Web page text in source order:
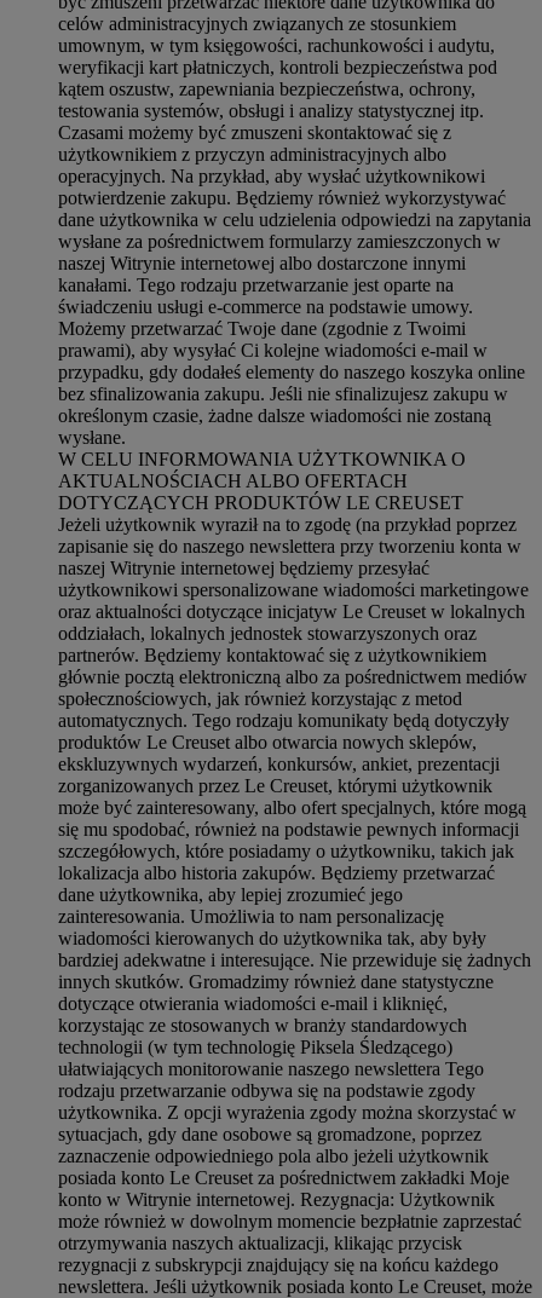
celów administracyjnych związanych ze stosunkiem
umownym, w tym księgowości, rachunkowości i audytu,
weryfikacji kart płatniczych, kontroli bezpieczeństwa pod
kątem oszustw, zapewniania bezpieczeństwa, ochrony,
testowania systemów, obsługi i analizy statystycznej itp.
Czasami możemy być zmuszeni skontaktować się z
użytkownikiem z przyczyn administracyjnych albo
operacyjnych. Na przykład, aby wysłać użytkownikowi
potwierdzenie zakupu. Będziemy również wykorzystywać
dane użytkownika w celu udzielenia odpowiedzi na zapytania
wysłane za pośrednictwem formularzy zamieszczonych w
naszej Witrynie internetowej albo dostarczone innymi
kanałami. Tego rodzaju przetwarzanie jest oparte na
świadczeniu usługi e-commerce na podstawie umowy.
Możemy przetwarzać Twoje dane (zgodnie z Twoimi
prawami), aby wysyłać Ci kolejne wiadomości e-mail w
przypadku, gdy dodałeś elementy do naszego koszyka online
bez sfinalizowania zakupu. Jeśli nie sfinalizujesz zakupu w
określonym czasie, żadne dalsze wiadomości nie zostaną
wysłane.
W CELU INFORMOWANIA UŻYTKOWNIKA O
AKTUALNOŚCIACH ALBO OFERTACH
DOTYCZĄCYCH PRODUKTÓW LE CREUSET
Jeżeli użytkownik wyraził na to zgodę (na przykład poprzez
zapisanie się do naszego newslettera przy tworzeniu konta w
naszej Witrynie internetowej będziemy przesyłać
użytkownikowi spersonalizowane wiadomości marketingowe
oraz aktualności dotyczące inicjatyw Le Creuset w lokalnych
oddziałach, lokalnych jednostek stowarzyszonych oraz
partnerów. Będziemy kontaktować się z użytkownikiem
głównie pocztą elektroniczną albo za pośrednictwem mediów
społecznościowych, jak również korzystając z metod
automatycznych. Tego rodzaju komunikaty będą dotyczyły
produktów Le Creuset albo otwarcia nowych sklepów,
ekskluzywnych wydarzeń, konkursów, ankiet, prezentacji
zorganizowanych przez Le Creuset, którymi użytkownik
może być zainteresowany, albo ofert specjalnych, które mogą
się mu spodobać, również na podstawie pewnych informacji
szczegółowych, które posiadamy o użytkowniku, takich jak
lokalizacja albo historia zakupów. Będziemy przetwarzać
dane użytkownika, aby lepiej zrozumieć jego
zainteresowania. Umożliwia to nam personalizację
wiadomości kierowanych do użytkownika tak, aby były
bardziej adekwatne i interesujące. Nie przewiduje się żadnych
innych skutków. Gromadzimy również dane statystyczne
dotyczące otwierania wiadomości e-mail i kliknięć,
korzystając ze stosowanych w branży standardowych
technologii (w tym technologię Piksela Śledzącego)
ułatwiających monitorowanie naszego newslettera Tego
rodzaju przetwarzanie odbywa się na podstawie zgody
użytkownika. Z opcji wyrażenia zgody można skorzystać w
sytuacjach, gdy dane osobowe są gromadzone, poprzez
zaznaczenie odpowiedniego pola albo jeżeli użytkownik
posiada konto Le Creuset za pośrednictwem zakładki Moje
konto w Witrynie internetowej. Rezygnacja: Użytkownik
może również w dowolnym momencie bezpłatnie zaprzestać
otrzymywania naszych aktualizacji, klikając przycisk
rezygnacji z subskrypcji znajdujący się na końcu każdego
newslettera. Jeśli użytkownik posiada konto Le Creuset, może